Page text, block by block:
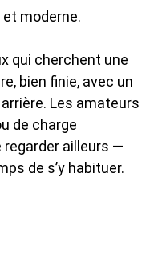
moderne.
qui cherchent une
bien finie, avec un
Les amateurs
de charge
ailleurs —
de s’y habituer.